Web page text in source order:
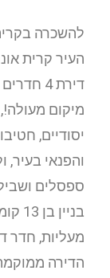
להשכרה בקרית
העיר קרית
דירת 4 חדרים בבניין מפואר ומטופח בן שנתיים.
מיקום
יסודיים,
והפנאי בעיר,
ספסלים
מעליות, חדר